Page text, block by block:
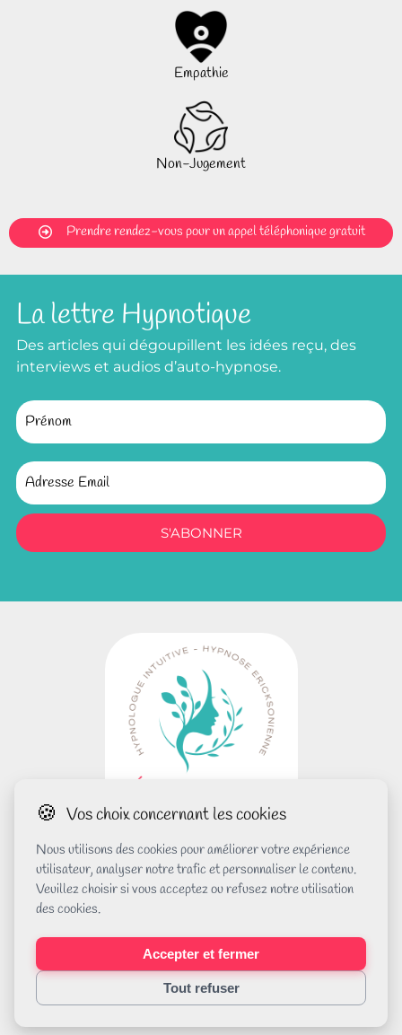
Empathie
Non-Jugement
Prendre rendez-vous pour un appel téléphonique gratuit
La lettre Hypnotique
Des articles qui dégoupillent les idées reçu, des
interviews et audios d’auto-hypnose.
S'ABONNER
Copyright © 2026 Céline Renou
Code déontologique de l'hypnologue
Charte éthique de l'hypnologue
contact@celinerenou.com
🍪 Vos choix concernant les cookies
Nous utilisons des cookies pour améliorer votre expérience
utilisateur, analyser notre trafic et personnaliser le contenu.
Veuillez choisir si vous acceptez ou refusez notre utilisation
des cookies.
Tout refuser
Accepter et fermer